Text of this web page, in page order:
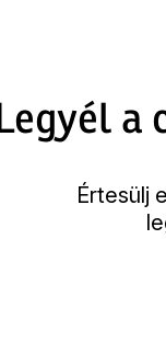
Legyél a
Értesülj